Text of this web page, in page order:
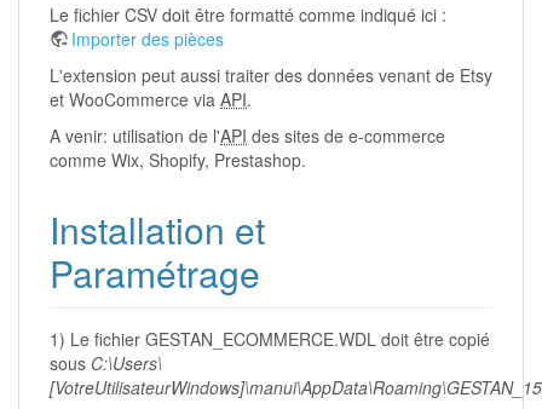
Le fichier CSV doit être formatté comme indiqué ici :
Importer des pièces
L'extension peut aussi traiter des données venant de Etsy
et WooCommerce via API.
A venir: utilisation de l'API des sites de e-commerce
comme Wix, Shopify, Prestashop.
Installation et
Paramétrage
1) Le fichier GESTAN_ECOMMERCE.WDL doit être copié
sous C:\Users\
[VotreUtilisateurWindows]\manui\AppData\Roaming\GESTAN_15